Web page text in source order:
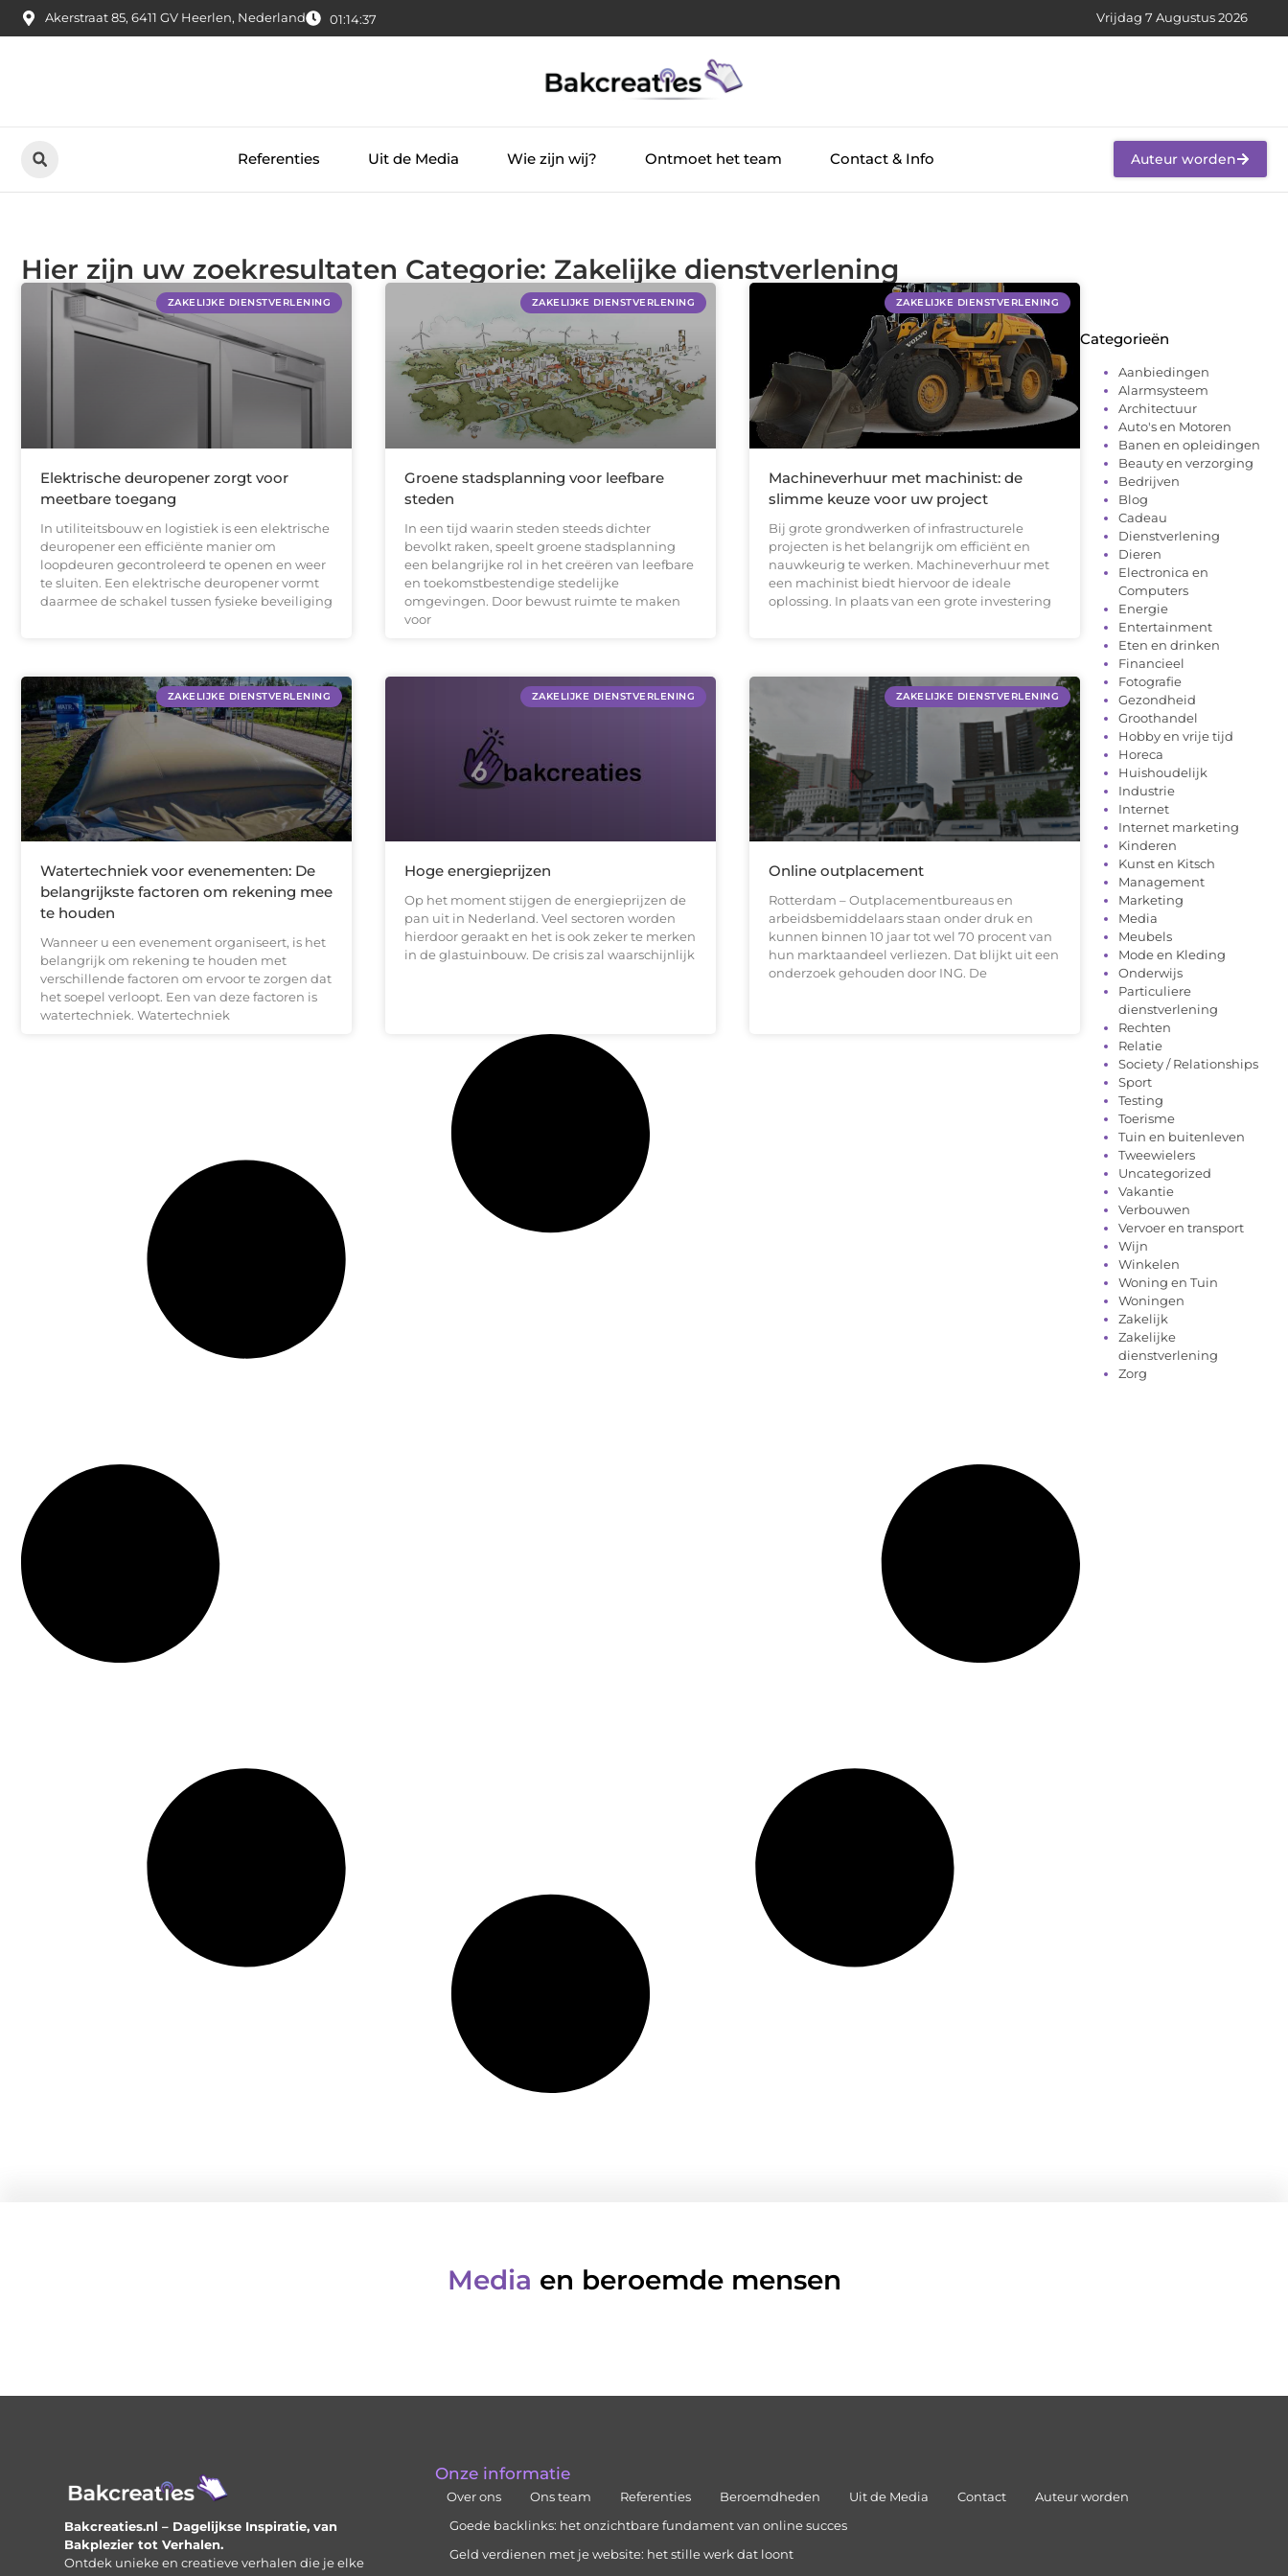
Akerstraat 85, 6411 GV Heerlen, Nederland 01:14:37 Vrijdag 7 Augustus 2026
Referenties Uit de Media Wie zijn wij? Ontmoet het team Contact & Info Auteur worden
Hier zijn uw zoekresultaten Categorie: Zakelijke dienstverlening
ZAKELIJKE DIENSTVERLENING
Elektrische deuropener zorgt voor
meetbare toegang
In utiliteitsbouw en logistiek is een elektrische
deuropener een efficiënte manier om
loopdeuren gecontroleerd te openen en weer
te sluiten. Een elektrische deuropener vormt
daarmee de schakel tussen fysieke beveiliging
ZAKELIJKE DIENSTVERLENING
Groene stadsplanning voor leefbare
steden
In een tijd waarin steden steeds dichter
bevolkt raken, speelt groene stadsplanning
een belangrijke rol in het creëren van leefbare
en toekomstbestendige stedelijke
omgevingen. Door bewust ruimte te maken
voor
ZAKELIJKE DIENSTVERLENING
Machineverhuur met machinist: de
slimme keuze voor uw project
Bij grote grondwerken of infrastructurele
projecten is het belangrijk om efficiënt en
nauwkeurig te werken. Machineverhuur met
een machinist biedt hiervoor de ideale
oplossing. In plaats van een grote investering
ZAKELIJKE DIENSTVERLENING
Watertechniek voor evenementen: De
belangrijkste factoren om rekening mee
te houden
Wanneer u een evenement organiseert, is het
belangrijk om rekening te houden met
verschillende factoren om ervoor te zorgen dat
het soepel verloopt. Een van deze factoren is
watertechniek. Watertechniek
ZAKELIJKE DIENSTVERLENING
Hoge energieprijzen
Op het moment stijgen de energieprijzen de
pan uit in Nederland. Veel sectoren worden
hierdoor geraakt en het is ook zeker te merken
in de glastuinbouw. De crisis zal waarschijnlijk
ZAKELIJKE DIENSTVERLENING
Online outplacement
Rotterdam – Outplacementbureaus en
arbeidsbemiddelaars staan onder druk en
kunnen binnen 10 jaar tot wel 70 procent van
hun marktaandeel verliezen. Dat blijkt uit een
onderzoek gehouden door ING. De
Categorieën
Aanbiedingen
Alarmsysteem
Architectuur
Auto's en Motoren
Banen en opleidingen
Beauty en verzorging
Bedrijven
Blog
Cadeau
Dienstverlening
Dieren
Electronica en
Computers
Energie
Entertainment
Eten en drinken
Financieel
Fotografie
Gezondheid
Groothandel
Hobby en vrije tijd
Horeca
Huishoudelijk
Industrie
Internet
Internet marketing
Kinderen
Kunst en Kitsch
Management
Marketing
Media
Meubels
Mode en Kleding
Onderwijs
Particuliere
dienstverlening
Rechten
Relatie
Society / Relationships
Sport
Testing
Toerisme
Tuin en buitenleven
Tweewielers
Uncategorized
Vakantie
Verbouwen
Vervoer en transport
Wijn
Winkelen
Woning en Tuin
Woningen
Zakelijk
Zakelijke
dienstverlening
Zorg
Media en beroemde mensen
Bakcreaties.nl – Dagelijkse Inspiratie, van
Bakplezier tot Verhalen.
Ontdek unieke en creatieve verhalen die je elke
Onze informatie
Over ons Ons team Referenties Beroemdheden Uit de Media Contact
Auteur worden
Goede backlinks: het onzichtbare fundament van online succes
Geld verdienen met je website: het stille werk dat loont